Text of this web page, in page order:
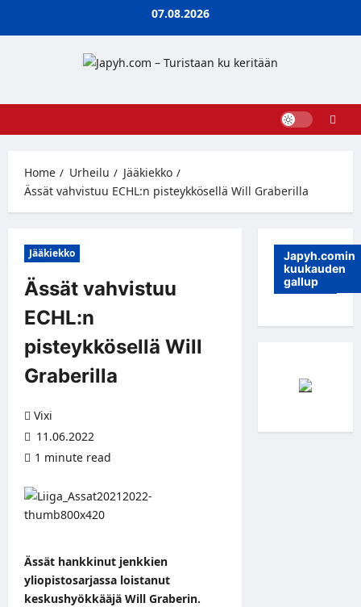
07.08.2026
Home Urheilu
Jääkiekko
Ässät vahvistuu ECHL:n pisteykkösellä Will Graberilla
Jääkiekko
Ässät vahvistuu
ECHL:n
pisteykkösellä Will
Graberilla
Vixi
11.06.2022
1 minute read
Ässät hankkinut jenkkien
yliopistosarjassa loistanut
keskushyökkääjä Will Graberin.
Japyh.comin
kuukauden
gallup